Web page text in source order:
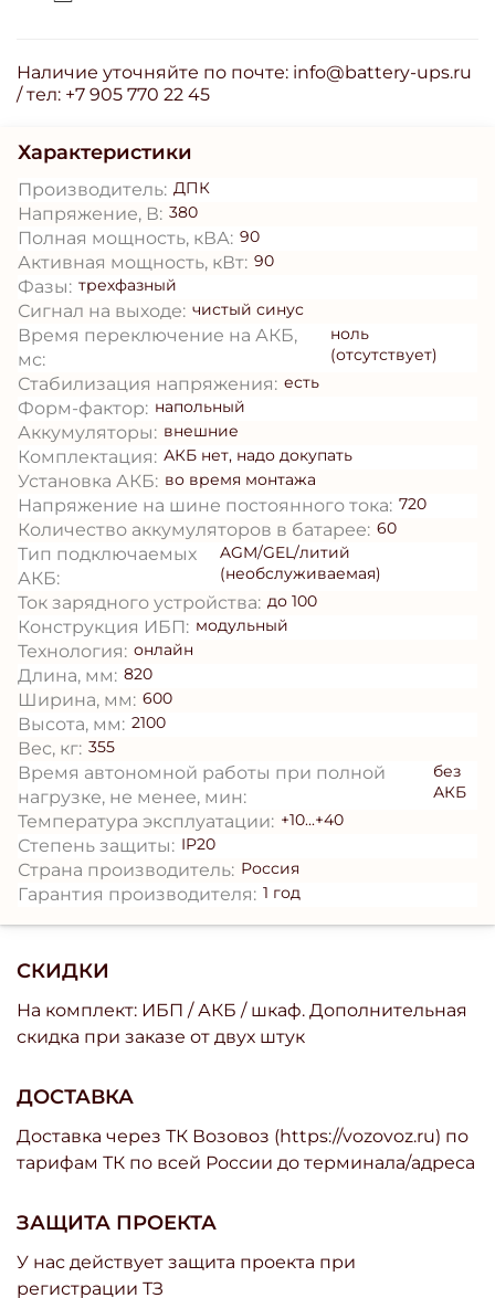
Наличие уточняйте по почте: info@battery-ups.ru
/ тел: +7 905 770 22 45
СКИДКИ
На комплект: ИБП / АКБ / шкаф. Дополнительная
скидка при заказе от двух штук
ДОСТАВКА
Доставка через ТК Возовоз (https://vozovoz.ru) по
тарифам ТК по всей России до терминала/адреса
ЗАЩИТА ПРОЕКТА
У нас действует защита проекта при
регистрации ТЗ
Характеристики
Производитель: ДПК
Напряжение, В: 380
Полная мощность, кВА: 90
Активная мощность, кВт: 90
Фазы: трехфазный
Сигнал на выходе: чистый синус
Время переключение на АКБ,
мс:
ноль
(отсутствует)
Стабилизация напряжения: есть
Форм-фактор: напольный
Аккумуляторы: внешние
Комплектация: АКБ нет, надо докупать
Установка АКБ: во время монтажа
Напряжение на шине постоянного тока: 720
Количество аккумуляторов в батарее: 60
Тип подключаемых
АКБ:
AGM/GEL/литий
(необслуживаемая)
Ток зарядного устройства: до 100
Конструкция ИБП: модульный
Технология: онлайн
Длина, мм: 820
Ширина, мм: 600
Высота, мм: 2100
Вес, кг: 355
Время автономной работы при полной
нагрузке, не менее, мин:
без
АКБ
Температура эксплуатации: +10...+40
Степень защиты: IP20
Страна производитель: Россия
Гарантия производителя: 1 год